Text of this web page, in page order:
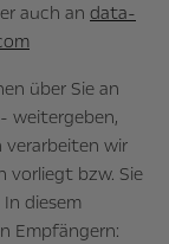
auch an data-
über Sie an
weitergeben,
verarbeiten wir
vorliegt bzw. Sie
diesem
Empfängern: